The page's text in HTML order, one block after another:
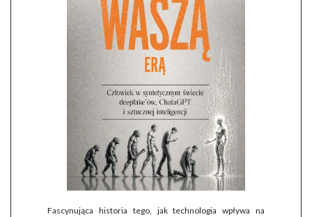
Fascynująca historia tego, jak technologia wpływa na